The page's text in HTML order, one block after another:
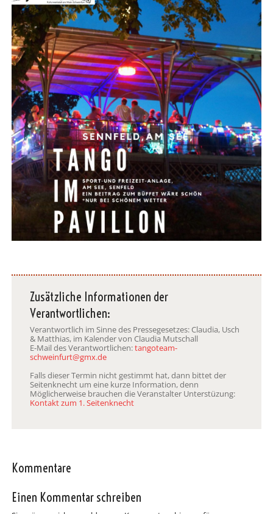
Zusätzliche Informationen der
Verantwortlichen:
Verantwortlich im Sinne des Pressegesetzes: Claudia, Usch
& Matthias, im Kalender von Claudia Mutschall
E-Mail des Verantwortlichen:tangoteam-
schweinfurt@gmx.de
Falls dieser Termin nicht gestimmt hat, dann bittet der
Seitenknecht um eine kurze Information, denn
Möglicherweise brauchen die Veranstalter Unterstüzung:
Kontakt zum 1. Seitenknecht
Kommentare
Einen Kommentar schreiben